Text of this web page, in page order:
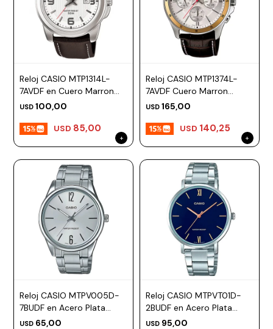
Reloj CASIO MTP1314L-
7AVDF en Cuero Marron
Esfera 45mm
USD 100,00
USD 85,00
Reloj CASIO MTP1374L-
7AVDF Cuero Marron
Esfera 44mm
USD 165,00
USD 140,25
Reloj CASIO MTPV005D-
7BUDF en Acero Plata
Esfera 47mm
USD 65,00
Reloj CASIO MTPVT01D-
2BUDF en Acero Plata
Esfera 46mm
USD 95,00